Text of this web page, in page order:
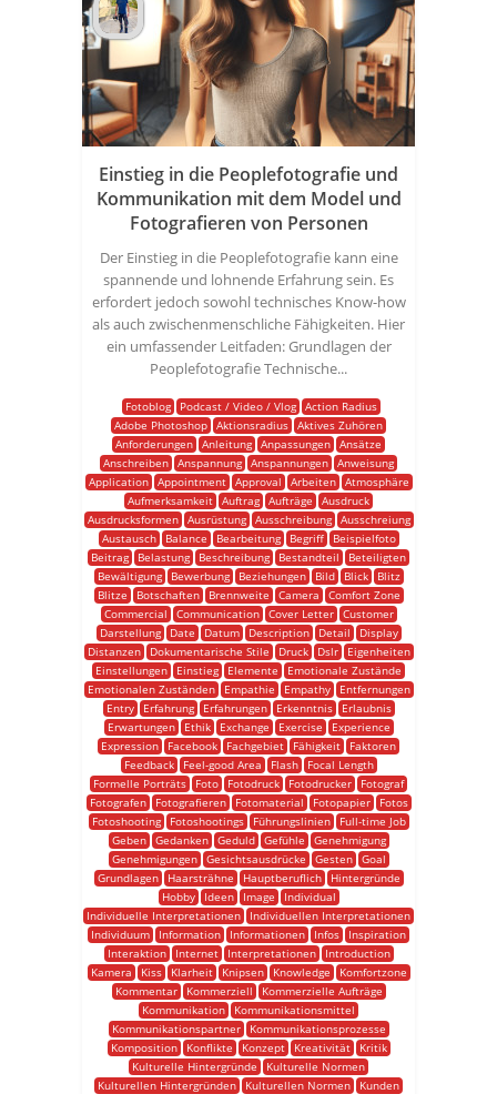
Einstieg in die Peoplefotografie und
Kommunikation mit dem Model und
Fotografieren von Personen
Der Einstieg in die Peoplefotografie kann eine
spannende und lohnende Erfahrung sein. Es
erfordert jedoch sowohl technisches Know-how
als auch zwischenmenschliche Fähigkeiten. Hier
ein umfassender Leitfaden: Grundlagen der
Peoplefotografie Technische...
Fotoblog Podcast / Video / Vlog Action Radius
Adobe Photoshop Aktionsradius Aktives Zuhören
Anforderungen Anleitung Anpassungen Ansätze
Anschreiben Anspannung Anspannungen Anweisung
Application
Appointment Approval Arbeiten
Atmosphäre
Aufmerksamkeit Auftrag Aufträge
Ausdruck
Ausdrucksformen
Ausrüstung Ausschreibung
Ausschreiung
Austausch
Balance Bearbeitung Begriff
Beispielfoto
Beitrag
Belastung Beschreibung Bestandteil
Beteiligten
Bewältigung
Bewerbung Beziehungen Bild Blick
Blitz
Blitze
Botschaften Brennweite Camera
Comfort Zone
Commercial
Communication Cover Letter
Customer
Darstellung
Date Datum Description Detail
Display
Distanzen
Dokumentarische Stile Druck Dslr
Eigenheiten
Einstellungen
Einstieg Elemente
Emotionale Zustände
Emotionalen Zuständen
Empathie Empathy
Entfernungen
Entry
Erfahrung Erfahrungen Erkenntnis
Erlaubnis
Erwartungen
Ethik Exchange Exercise
Experience
Expression
Facebook Fachgebiet Fähigkeit
Faktoren
Feedback
Feel-good Area Flash
Focal Length
Formelle Porträts
Foto Fotodruck Fotodrucker
Fotograf
Fotografen
Fotografieren Fotomaterial Fotopapier
Fotos
Fotoshooting
Fotoshootings Führungslinien
Full-time Job
Geben
Gedanken Geduld Gefühle
Genehmigung
Genehmigungen
Gesichtsausdrücke Gesten
Goal
Grundlagen
Haarsträhne Hauptberuflich
Hintergründe
Hobby
Ideen Image
Individual
Individuelle Interpretationen
Individuellen Interpretationen
Individuum
Information Informationen Infos
Inspiration
Interaktion
Internet Interpretationen
Introduction
Kamera
Kiss Klarheit Knipsen Knowledge
Komfortzone
Kommentar
Kommerziell
Kommerzielle Aufträge
Kommunikation
Kommunikationsmittel
Kommunikationspartner
Kommunikationsprozesse
Komposition
Konflikte Konzept Kreativität
Kritik
Kulturelle Hintergründe
Kulturelle Normen
Kulturellen Hintergründen
Kulturellen Normen
Kunden